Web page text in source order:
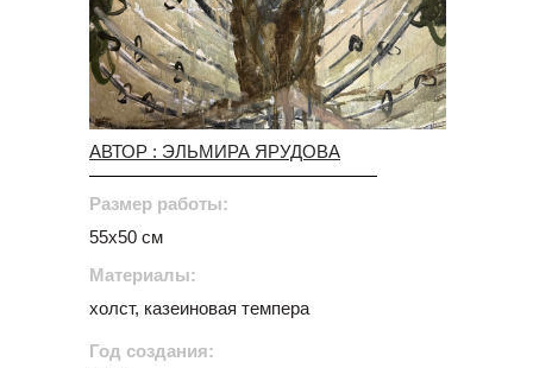
Размер работы:
Материалы:
холст, казеиновая темпера
Год создания:
55х50 см
АВТОР : ЭЛЬМИРА ЯРУДОВА